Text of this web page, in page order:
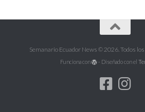
Semanario Ecuador News © 2026. Todos
Funciona con - Diseñado con el